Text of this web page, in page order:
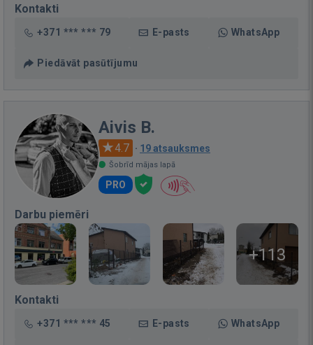
Kontakti
+371 *** *** 79 E-pasts WhatsApp
Piedāvāt pasūtījumu
Aivis B.
4.7 · 19 atsauksmes
Šobrīd mājas lapā
PRO
Darbu piemēri
+113
Kontakti
+371 *** *** 45 E-pasts WhatsApp